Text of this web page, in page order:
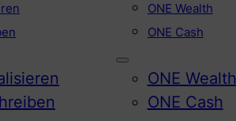
ONE Wealth
ONE Cash
ONE Wealth
ONE Cash